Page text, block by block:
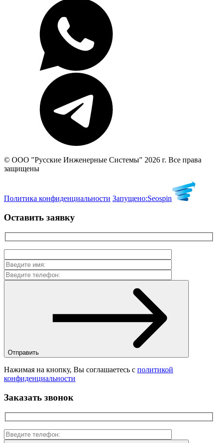
© ООО "Русские Инженерные Системы" 2026 г. Все права
защищены
Политика конфиденциальности Запущено:Seospin
Оставить заявку
Отправить
Нажимая на кнопку, Вы соглашаетесь с политикой
конфиденциальности
Заказать звонок